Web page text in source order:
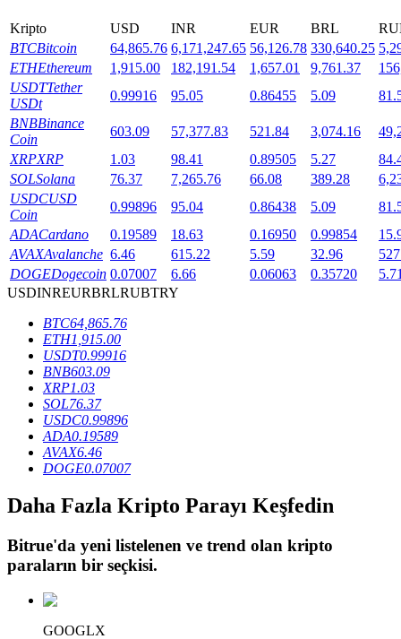
Launchpool
BTR Kilitleme
BTR sahiplerine özel yatırımlar
Krediler
Kripto destekli borçlanma hizmeti
Kripto USD INR EUR BRL
BTCBitcoin 64,865.76 6,171,247.65 56,126.78 330,640.25
ETHEthereum 1,915.00 182,191.54 1,657.01 9,761.37
USDTTether
USDt
0.99916 95.05 0.86455 5.09
BNBBinance
Coin
603.09 57,377.83 521.84 3,074.16
XRPXRP 1.03 98.41 0.89505 5.27
SOLSolana 76.37 7,265.76 66.08 389.28
USDCUSD
Coin
0.99896 95.04 0.86438 5.09
ADACardano 0.19589 18.63 0.16950 0.99854
AVAXAvalanche 6.46 615.22 5.59 32.96
DOGEDogecoin 0.07007 6.66 0.06063 0.35720
USDINREURBRLRUBTRY
BTC64,865.76
ETH1,915.00
USDT0.99916
BNB603.09
XRP1.03
SOL76.37
USDC0.99896
ADA0.19589
AVAX6.46
DOGE0.07007
Daha Fazla Kripto Parayı Keşfedin
Bitrue'da yeni listelenen ve trend olan kripto
paraların bir seçkisi.
GOOGLX